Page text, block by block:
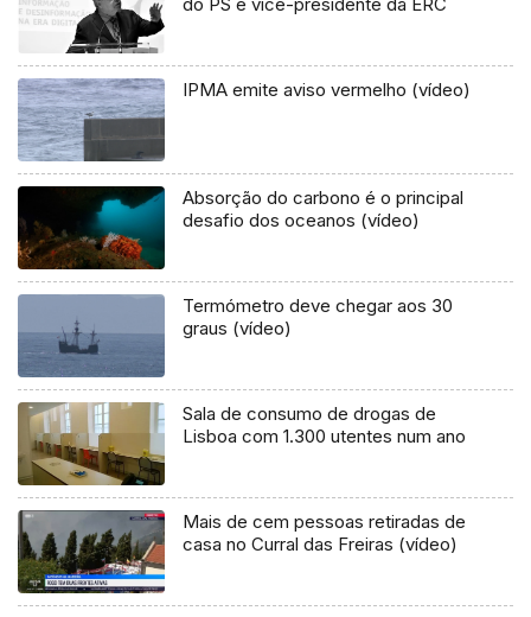
do PS e vice-presidente da ERC
IPMA emite aviso vermelho (vídeo)
Absorção do carbono é o principal
desafio dos oceanos (vídeo)
Termómetro deve chegar aos 30
graus (vídeo)
Sala de consumo de drogas de
Lisboa com 1.300 utentes num ano
Mais de cem pessoas retiradas de
casa no Curral das Freiras (vídeo)